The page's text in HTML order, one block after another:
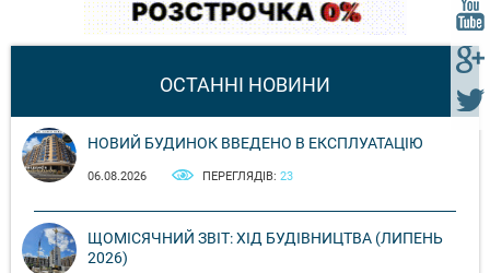
ОСТАННІ НОВИНИ
НОВИЙ БУДИНОК ВВЕДЕНО В ЕКСПЛУАТАЦІЮ
06.08.2026 ПЕРЕГЛЯДІВ: 23
ЩОМІСЯЧНИЙ ЗВІТ: ХІД БУДІВНИЦТВА (ЛИПЕНЬ
2026)